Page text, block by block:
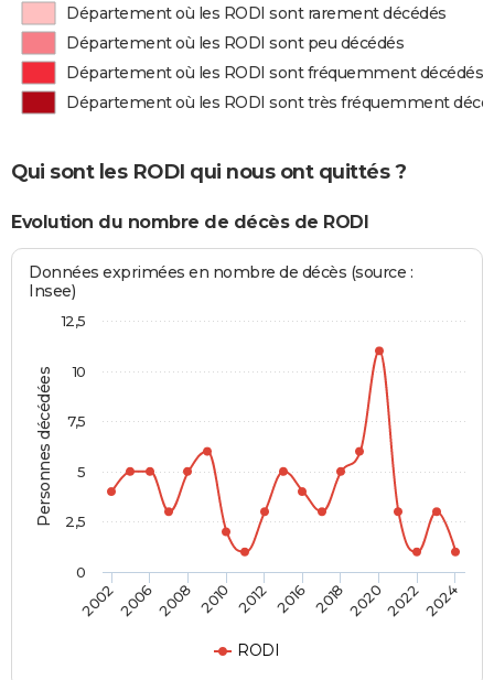
Département où les RODI sont rarement décédés
Département où les RODI sont peu décédés
Département où les RODI sont fréquemment décédés
Département où les RODI sont très fréquemment
Qui sont les RODI qui nous ont quittés ?
Evolution du nombre de décès de RODI
Personnes décédées
Données exprimées en nombre de décès (source :
Insee)
RODI
200220062008 2010 2012 2016 2018202020222024
0
2,5
5
7,5
10
12,5